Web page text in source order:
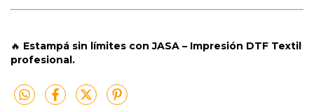
🔥 Estampá sin límites con JASA – Impresión DTF Textil
profesional.